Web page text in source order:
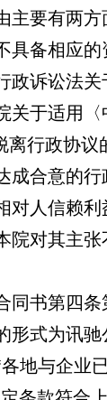
要有两
备相应
诉讼法
关于适用
行政协
合意的
人信赖
对其主张
同书第四
式为讯
地与企业